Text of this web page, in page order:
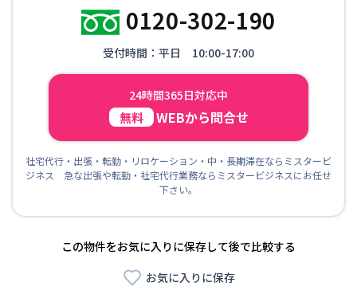
0120-302-190
受付時間：平日 10:00-17:00
24時間365日対応中
無料 WEBから問合せ
社宅代行・出張・転勤・リロケーション・中・長期滞在ならミスタービ
ジネス 急な出張や転勤・社宅代行業務ならミスタービジネスにお任せ
下さい。
この物件をお気に入りに保存して後で比較する
お気に入りに保存